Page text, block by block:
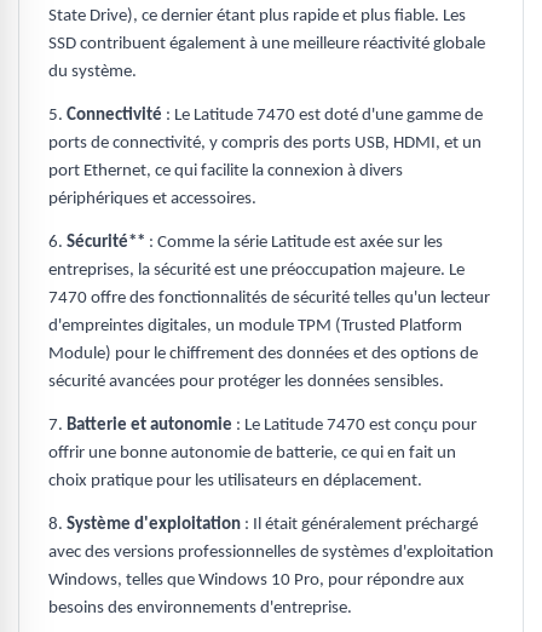
State Drive), ce dernier étant plus rapide et plus fiable. Les
SSD contribuent également à une meilleure réactivité globale
du système.
5. Connectivité : Le Latitude 7470 est doté d'une gamme de
ports de connectivité, y compris des ports USB, HDMI, et un
port Ethernet, ce qui facilite la connexion à divers
périphériques et accessoires.
6. Sécurité** : Comme la série Latitude est axée sur les
entreprises, la sécurité est une préoccupation majeure. Le
7470 offre des fonctionnalités de sécurité telles qu'un lecteur
d'empreintes digitales, un module TPM (Trusted Platform
Module) pour le chiffrement des données et des options de
sécurité avancées pour protéger les données sensibles.
7. Batterie et autonomie : Le Latitude 7470 est conçu pour
offrir une bonne autonomie de batterie, ce qui en fait un
choix pratique pour les utilisateurs en déplacement.
8. Système d'exploitation : Il était généralement préchargé
avec des versions professionnelles de systèmes d'exploitation
Windows, telles que Windows 10 Pro, pour répondre aux
besoins des environnements d'entreprise.